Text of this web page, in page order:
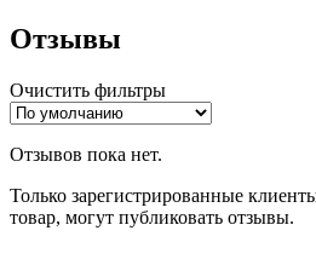
Отзывы
Очистить фильтры
Отзывов пока нет.
Только зарегистрированные
товар, могут публиковать отзывы.